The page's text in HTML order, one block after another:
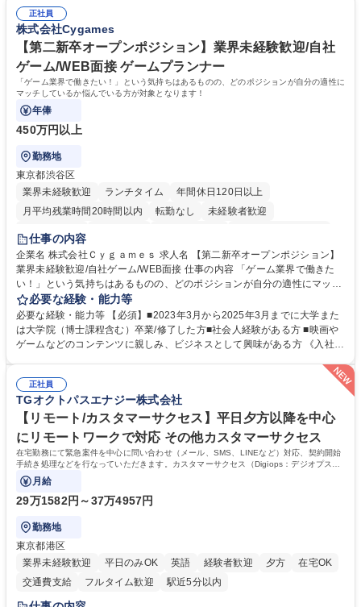
です。基本は社内勤務でクリニック訪問はほとんどありません。 募集職種
[新大阪/院長代行事務(人事労務サポート等)]未経験/年休123日/フレックス
制
すさも抜群。転勤なしの新大阪本社勤務で、安定した事業基盤のもと腰を
据えて長期的キャリアを構築できます。 学歴・資格 学歴：大学院 大学 語
学力： 資格：
正社員
株式会社Cygames
【第二新卒オープンポジション】業界未経験歓迎/自社
ゲーム/WEB面接 ゲームプランナー
「ゲーム業界で働きたい！」という気持ちはあるものの、どのポジションが自分の適性に
マッチしているか悩んでいる方が対象となります！
年俸
450万円以上
勤務地
東京都渋谷区
業界未経験歓迎
ランチタイム
年間休日120日以上
月平均残業時間20時間以内
転勤なし
未経験者歓迎
住宅手当あり
交通費支給
土日祝休み 服装自由 昼食補助あり
第二新卒歓迎
食事補助あり
仕事の内容
企業名 株式会社Ｃｙｇａｍｅｓ 求人名 【第二新卒オープンポジション】
業界未経験歓迎/自社ゲーム/WEB面接 仕事の内容 「ゲーム業界で働きた
い！」という気持ちはあるものの、どのポジションが自分の適性にマッチ
しているか悩んでいる方が対象となります！ 総合職（プランナー/データ
アナリストなど）、技術職（開発エンジニ ア/インフラエンジニアな
ど）、デザイン職（デザイナー/イラストレ ーターなど）等から、面接で
ご希望と適正にマッチしたポジションをご案内いたします。ゲームやエン
「最高のコンテンツを作るためには、何でもやる」という情熱に溢れた方
のご応募をお待ちしております。 募集職種 【第二新卒オープンポジショ
ン】業界未経験歓迎/自社ゲーム/WEB面接
必要な経験・能力等
必要な経験・能力等 【必須】■2023年3月から2025年3月までに大学また
は大学院（博士課程含む）卒業/修了した方■社会人経験がある方 ■映画や
ゲームなどのコンテンツに親しみ、ビジネスとして興味がある方 《入社実
ゲームプランナー ・通信 → ゲームエンジニア ・独立行政法人 → データ
正社員
TGオクトパスエナジー株式会社
【リモート/カスタマーサクセス】平日夕方以降を中心
にリモートワークで対応 その他カスタマーサクセス
在宅勤務にて緊急案件を中心に問い合わせ（メール、SMS、LINEなど）対応、契約開始
手続き処理などを行なっていただきます。カスタマーサクセス（Digiops：デジオプス）
と運用構築の業務となります。
月給
29万1582円～37万4957円
勤務地
東京都港区
業界未経験歓迎
平日のみOK 英語 経験者歓迎 夕方
在宅OK
交通費支給
フルタイム歓迎 駅近5分以内